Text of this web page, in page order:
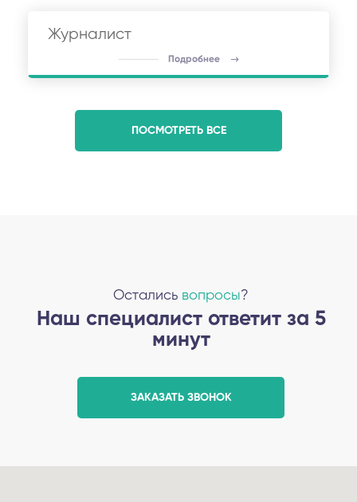
Журналист
Подробнее
ПОСМОТРЕТЬ ВСЕ
Остались вопросы?
Наш специалист ответит за 5
минут
ЗАКАЗАТЬ ЗВОНОК